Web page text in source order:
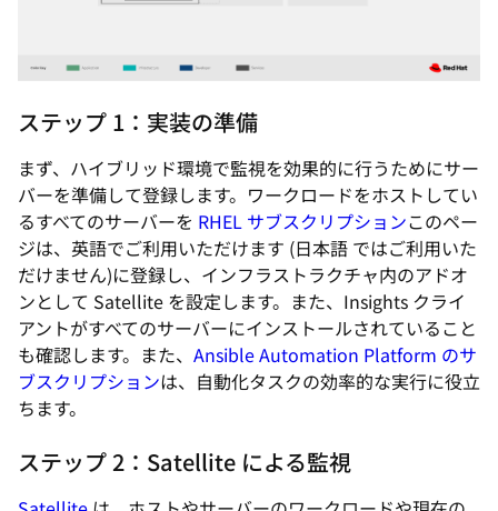
ステップ 1：実装の準備
まず、ハイブリッド環境で監視を効果的に行うためにサー
バーを準備して登録します。ワークロードをホストしてい
るすべてのサーバーを RHEL サブスクリプションこのペー
ジは、英語でご利用いただけます (日本語 ではご利用いた
だけません)に登録し、インフラストラクチャ内のアドオ
ンとして Satellite を設定します。また、Insights クライ
アントがすべてのサーバーにインストールされていること
も確認します。また、 Ansible Automation Platform のサ
ブスクリプションは、自動化タスクの効率的な実行に役立
ちます。
ステップ 2：Satellite による監視